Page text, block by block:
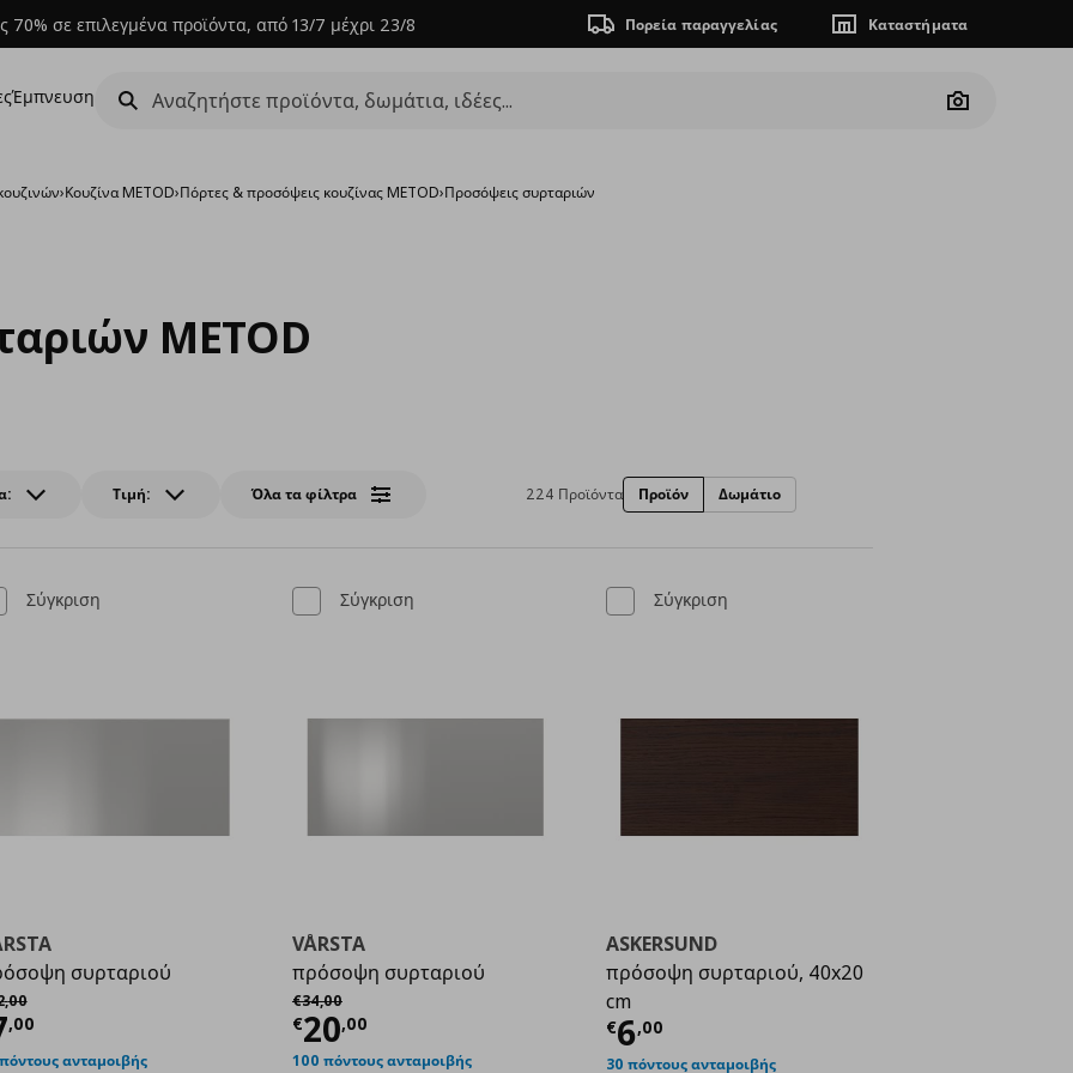
70% σε επιλεγμένα προϊόντα, από 13/7 μέχρι 23/8 Πορεία παραγγελίας Καταστήματα
Έμπνευση
Camera
›Κουζίνα METOD›Πόρτες & προσόψεις κουζίνας METOD›Προσόψεις συρταριών
METOD
Τιμή: Όλα τα φίλτρα 224 Προϊόντα Προϊόν Δωμάτιο
Σύγκριση
συρταριού
,00τιμή
,00 τιμή € 7,00
ανταμοιβής
Σύγκριση
VÅRSTA
πρόσοψη συρταριού
€34,00
Αρχική τιμή
€20,00
Τρέχουσα τιμή € 20,00
100 πόντους ανταμοιβής
Σύγκριση
ASKERSUND
πρόσοψη συρταριού, 40x20
cm
€6,00
Τρέχουσα τιμή
30 πόντους ανταμοιβής